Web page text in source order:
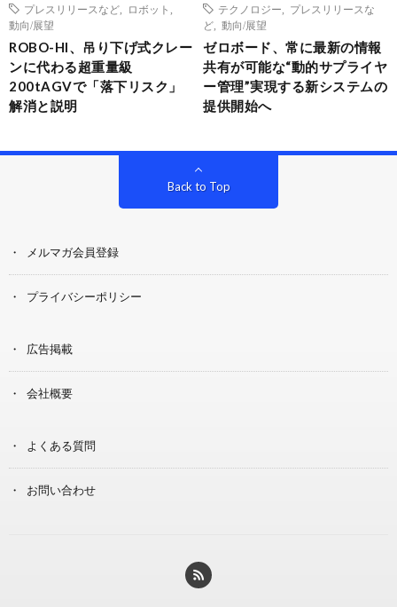
プレスリリースなど
ロボット
動向/展望
ROBO-HI、吊り下げ式クレー
ンに代わる超重量級
200tAGVで「落下リスク」
解消と説明
テクノロジー
プレスリリースな
ど
動向/展望
ゼロボード、常に最新の情報
共有が可能な“動的サプライヤ
ー管理”実現する新システムの
提供開始へ
Back to Top
メルマガ会員登録
プライバシーポリシー
広告掲載
会社概要
よくある質問
お問い合わせ